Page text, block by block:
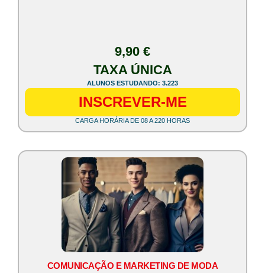
9,90 €
TAXA ÚNICA
ALUNOS ESTUDANDO: 3.223
INSCREVER-ME
CARGA HORÁRIA DE 08 A 220 HORAS
COMUNICAÇÃO E MARKETING DE MODA